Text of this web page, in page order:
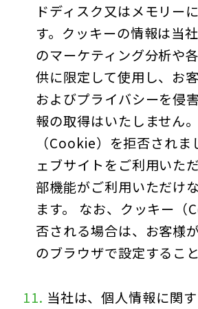
ドディスク又はメモリー
す。クッキーの情報は当
のマーケティング分析や
供に限定して使用し、お
およびプライバシーを侵
報の取得はいたしません
（Cookie）を拒否されま
ェブサイトをご利用いた
部機能がご利用いただけ
ます。 なお、クッキー（
否される場合は、お客様
のブラウザで設定するこ
当社は、個人情報に関